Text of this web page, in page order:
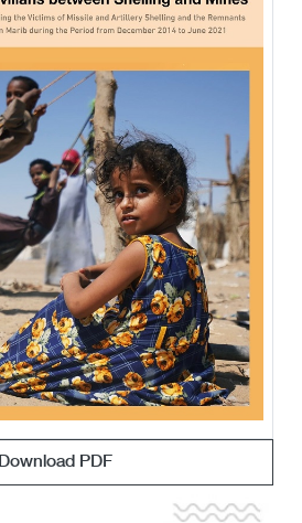
Download PDF